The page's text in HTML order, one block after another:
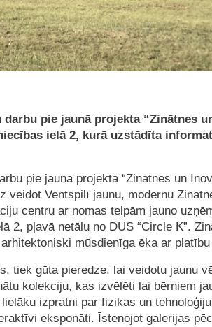
pie jaunā projekta “Zinātnes
ielā 2, kurā uzstādīta
pie jaunā projekta “Zinātnes un
veidot Ventspilī jaunu, modernu
centru ar nomas telpām jauno
2, pļavā netālu no DUS “Circle K”.
mūsdienīga ēka ar
tiek gūta pieredze, lai veidotu jaunu
kolekciju, kas izvēlēti lai bērniem
izpratni par fizikas un
eksponāti. Īstenojot galerijas